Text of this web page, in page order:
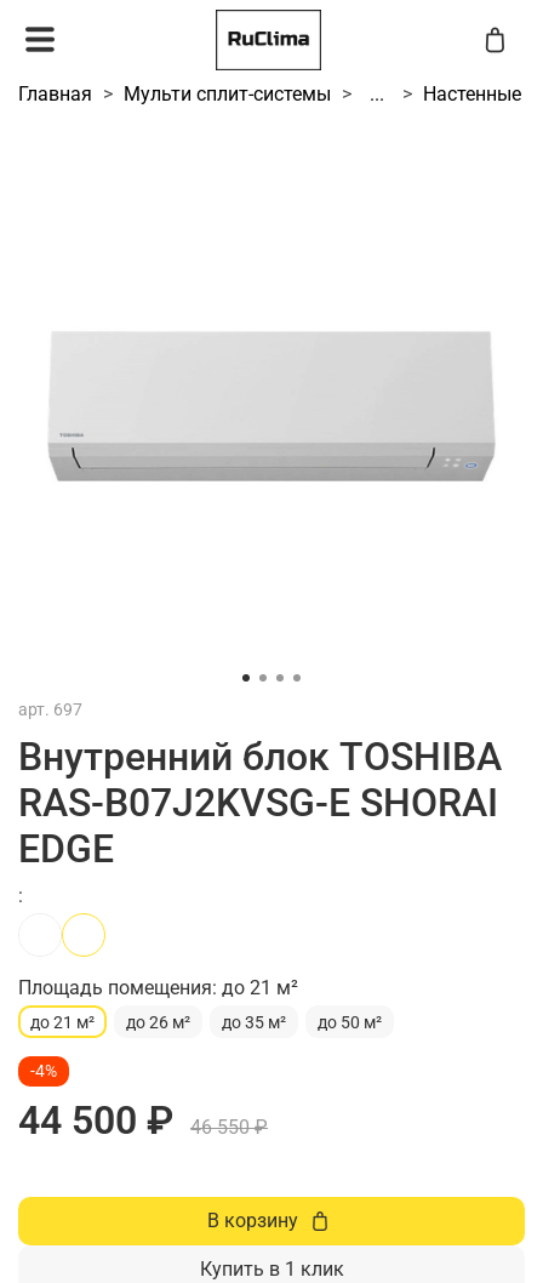
Главная Мульти сплит-системы ... Настенные
арт. 697
Внутренний блок TOSHIBA
RAS-B07J2KVSG-E SHORAI
EDGE
:
Площадь помещения: до 21 м²
до 21 м² до 26 м² до 35 м² до 50 м²
-4%
44 500 ₽ 46 550 ₽
В корзину
Купить в 1 клик